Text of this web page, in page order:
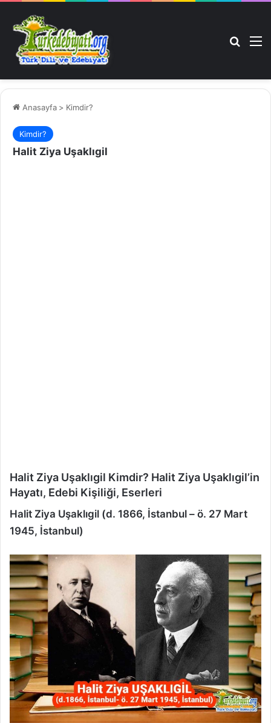
Anasayfa > Kimdir?
Kimdir?
Halit Ziya Uşaklıgil
Halit Ziya Uşaklıgil Kimdir? Halit Ziya Uşaklıgil’in
Hayatı, Edebi Kişiliği, Eserleri
Halit Ziya Uşaklıgil (d. 1866, İstanbul – ö. 27 Mart
1945, İstanbul)